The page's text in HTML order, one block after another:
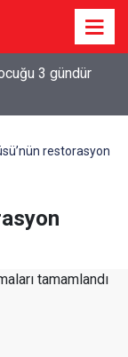
3 gündür
başladı
restorasyon